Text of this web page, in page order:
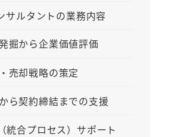
サルタントの業務内容
掘から企業価値評価
売却戦略の策定
ら契約締結までの支援
統合プロセス）サポート